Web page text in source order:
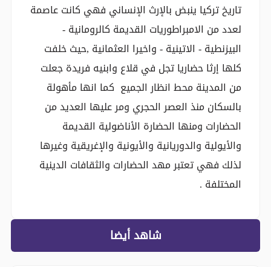
تاريخ تركيا ينبض بالإرث الإنساني فهي كانت عاصمة
لعدد من الامبراطوريات القديمة كالرومانية -
البيزنطية - الاتينية - واخيرا العثمانية ,حيث خلفت
كلها إرثا حضاريا تجل في قلاع وابنيه فريدة جعلت
من المدينة محط انظار الجميع كما انها مأهولة
بالسكان منذ العصر الحجري ومر عليها العديد من
الحضارات ومنها الحضارة الأناضولية القديمة
والأيولية والدوريانية والأيونية والإغريقية وغيرها
لذلك فهي تعتبر مهد الحضارات والثقافات الدينية
المختلفة .
شاهد أيضا